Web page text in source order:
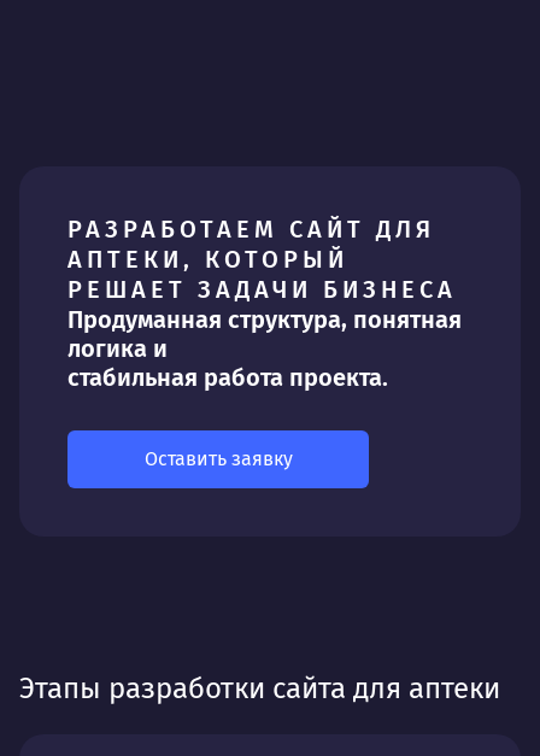
РАЗРАБОТАЕМ САЙТ ДЛЯ
АПТЕКИ, КОТОРЫЙ
РЕШАЕТ ЗАДАЧИ БИЗНЕСА
Продуманная структура, понятная
логика и
стабильная работа проекта.
Оставить заявку
Этапы разработки сайта для аптеки